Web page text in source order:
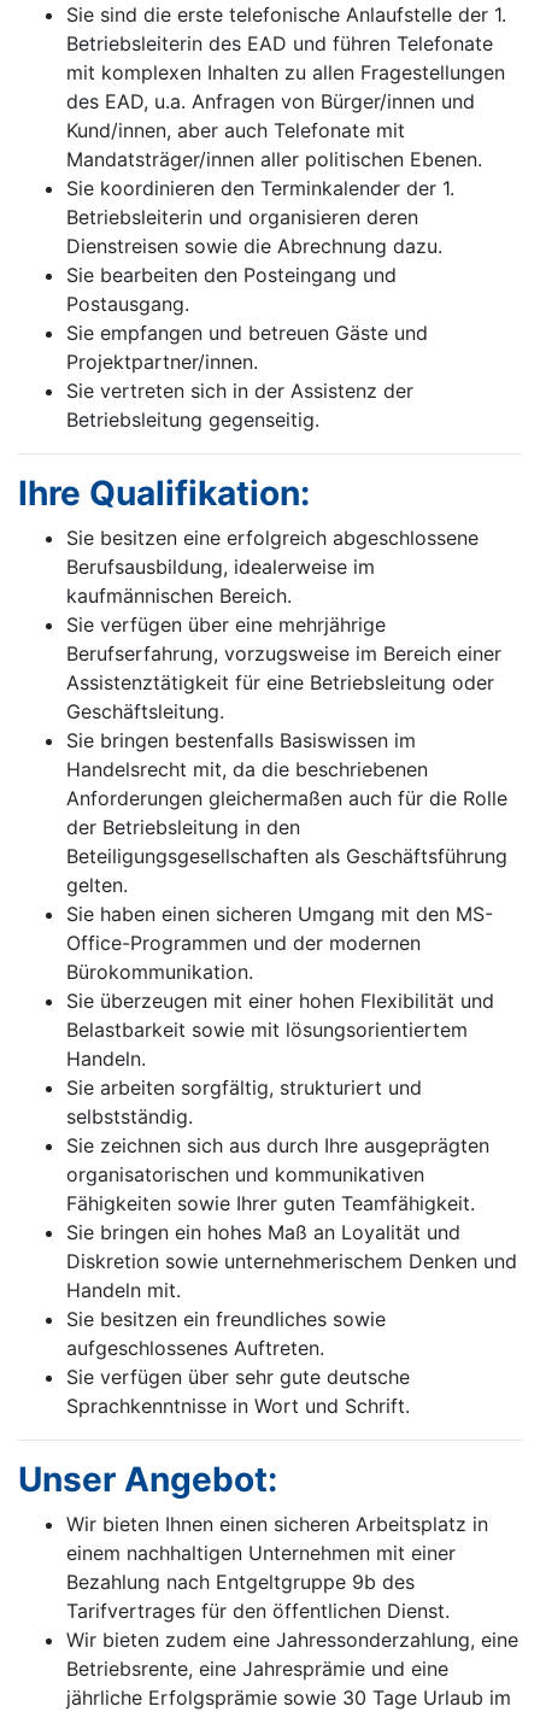
Sie sind die erste telefonische Anlaufstelle der 1.
Betriebsleiterin des EAD und führen Telefonate
mit komplexen Inhalten zu allen Fragestellungen
des EAD, u.a. Anfragen von Bürger/innen und
Kund/innen, aber auch Telefonate mit
Mandatsträger/innen aller politischen Ebenen.
Sie koordinieren den Terminkalender der 1.
Betriebsleiterin und organisieren deren
Dienstreisen sowie die Abrechnung dazu.
Sie bearbeiten den Posteingang und
Postausgang.
Sie empfangen und betreuen Gäste und
Projektpartner/innen.
Sie vertreten sich in der Assistenz der
Betriebsleitung gegenseitig.
Ihre Qualifikation:
Sie besitzen eine erfolgreich abgeschlossene
Berufsausbildung, idealerweise im
kaufmännischen Bereich.
Sie verfügen über eine mehrjährige
Berufserfahrung, vorzugsweise im Bereich einer
Assistenztätigkeit für eine Betriebsleitung oder
Geschäftsleitung.
Sie bringen bestenfalls Basiswissen im
Handelsrecht mit, da die beschriebenen
Anforderungen gleichermaßen auch für die Rolle
der Betriebsleitung in den
Beteiligungsgesellschaften als Geschäftsführung
gelten.
Sie haben einen sicheren Umgang mit den MS-
Office-Programmen und der modernen
Bürokommunikation.
Sie überzeugen mit einer hohen Flexibilität und
Belastbarkeit sowie mit lösungsorientiertem
Handeln.
Sie arbeiten sorgfältig, strukturiert und
selbstständig.
Sie zeichnen sich aus durch Ihre ausgeprägten
organisatorischen und kommunikativen
Fähigkeiten sowie Ihrer guten Teamfähigkeit.
Sie bringen ein hohes Maß an Loyalität und
Diskretion sowie unternehmerischem Denken und
Handeln mit.
Sie besitzen ein freundliches sowie
aufgeschlossenes Auftreten.
Sie verfügen über sehr gute deutsche
Sprachkenntnisse in Wort und Schrift.
Unser Angebot:
Wir bieten Ihnen einen sicheren Arbeitsplatz in
einem nachhaltigen Unternehmen mit einer
Bezahlung nach Entgeltgruppe 9b des
Tarifvertrages für den öffentlichen Dienst.
Wir bieten zudem eine Jahressonderzahlung, eine
Betriebsrente, eine Jahresprämie und eine
jährliche Erfolgsprämie sowie 30 Tage Urlaub im